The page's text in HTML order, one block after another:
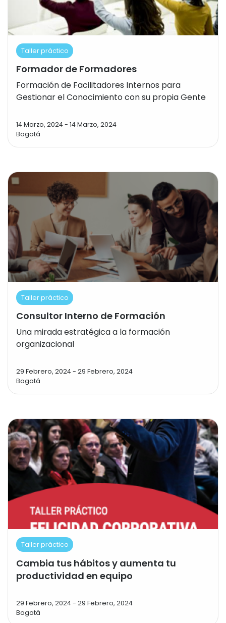
Taller práctico
Formador de Formadores
Formación de Facilitadores Internos para
Gestionar el Conocimiento con su propia Gente
14 Marzo, 2024- 14 Marzo, 2024
Bogotá
Taller práctico
Consultor Interno de Formación
Una mirada estratégica a la formación
organizacional
29 Febrero, 2024- 29 Febrero, 2024
Bogotá
Taller práctico
Cambia tus hábitos y aumenta tu
productividad en equipo
29 Febrero, 2024- 29 Febrero, 2024
Bogotá